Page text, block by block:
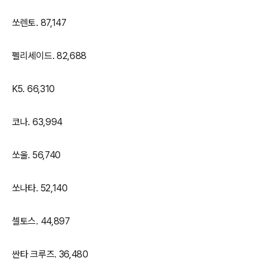
쏘렌토. 87,147
펠리세이드. 82,688
K5. 66,310
코나. 63,994
쏘울. 56,740
쏘나타. 52,140
셀토스. 44,897
싼타 크루즈. 36,480